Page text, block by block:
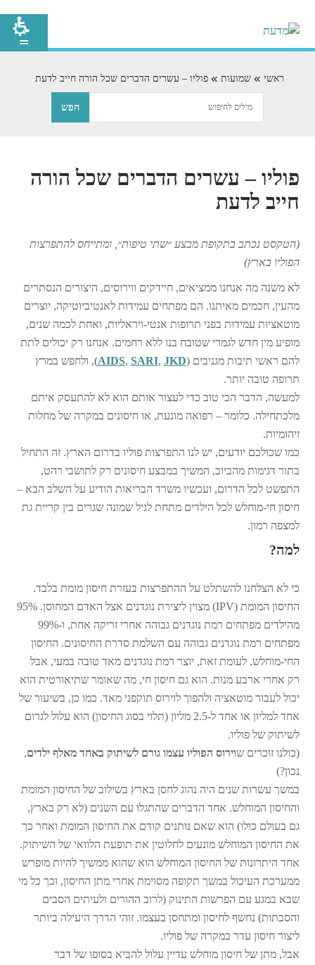
ראשי שמועות פוליו – עשרים הדברים שכל הורה חייב לדעת
פוליו – עשרים הדברים שכל הורה
חייב לדעת
(הטקסט נכתב בתקופת מבצע ״שתי טיפות״, ומתייחס להתפרצות
הפוליו בארץ)
לא משנה מה אנחנו ממציאים, חיידקים ווירוסים, היצורים הנסתרים
מהעין, חכמים מאיתנו. הם מפתחים עמידות לאנטיביוטיקה, יוצרים
מוטאציות עמידות בפני תרופות אנטי-ויראליות, ואחת לכמה שנים,
מופיע מין חדש לגמרי שטובח בנו ללא רחמים. אנחנו רק יכולים לתת
להם ראשי תיבות מגניבים (
AIDS, SARI, JKD
), ולחפש במרץ
תרופה טובה יותר.
למעשה, הדבר הכי טוב כדי לעצור אותם הוא לא להתעסק איתם
מלכתחילה. כלומר – רפואה מונעת, או חיסונים במקרה של מחלות
זיהומיות.
כמו שכולכם יודעים, יש לנו התפרצות פוליו בדרום הארץ. זה התחיל
בתור דגימות מהביוב, המשיך במבצע חיסונים רק לתושבי רהט,
התפשט לכל הדרום, ועכשיו משרד הבריאות הודיע על השלב הבא –
חיסון חי-מוחלש לכל הילדים מתחת לגיל שמונה שגרים בין קריית גת
למצפה רמון.
למה?
כי לא הצלחנו להשתלט על ההתפרצות בעזרת חיסון מומת בלבד.
החיסון המומת (IPV) מצוין ליצירת נוגדנים אצל האדם המחוסן. 95%
מהילדים מפתחים רמת נוגדנים גבוהה אחרי זריקה אחת, ו-99%
מפתחים רמת נוגדנים גבוהה עם השלמת סדרת החיסונים. החיסון
החי-מוחלש, לעומת זאת, יוצר רמת נוגדנים מאד טובה במעי, אבל
רק אחרי ארבע מנות. הוא גם חיסון חי, מה שאומר שתיאורטית הוא
יכול לעבור מוטאציה ולהפוך לוירוס תוקפני מאד. כמו כן, בשיעור של
אחד למליון או אחד ל-2.5 מליון (תלוי בסוג החיסון) הוא עלול לגרום
לשיתוק של פוליו.
(כולנו זוכרים שוירוס הפוליו עצמו גורם לשיתוק באחד מאלף ילדים,
נכון?)
במשך עשרות שנים היה נהוג לחסן בארץ בשילוב של החיסון המומת
והחיסון המוחלש. אחד הדברים שהתגלו עם השנים (לא רק בארץ,
גם בעולם כולו) הוא שאם נותנים קודם את החיסון המומת ואחר כך
את החיסון המוחלש מונעים לחלוטין את תופעת הלוואי של השיתוק.
אחד היתרונות של החיסון המוחלש הוא שהוא ממשיך להיות מופרש
ממערכת העיכול במשך תקופה מסוימת אחרי מתן החיסון, וכך כל מי
שבא במגע עם הפרשות התינוק (לרוב ההורים ולעיתים הסבים
והסבתות) נחשף לחיסון ומתחסן בעצמו. זוהי הדרך היעילה ביותר
ליצור חיסון עדר במקרה של פוליו.
אבל, מתן של חיסון מוחלש עדיין עלול להביא בסופו של דבר